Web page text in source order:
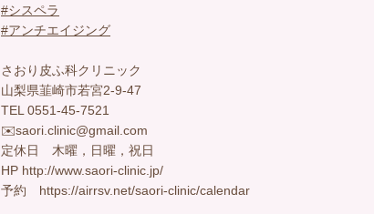
#シスペラ
#アンチエイジング
さおり皮ふ科クリニック
山梨県韮崎市若宮2-9-47
TEL 0551-45-7521
✉️saori.clinic@gmail.com
定休日 木曜，日曜，祝日
HP http://www.saori-clinic.jp/
予約 https://airrsv.net/saori-clinic/calendar